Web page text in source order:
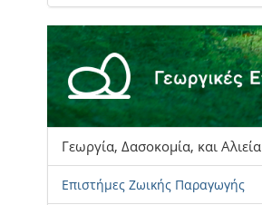
Γεωργία, Δασοκομία, και Αλιεία
Επιστήμες Ζωικής Παραγωγής